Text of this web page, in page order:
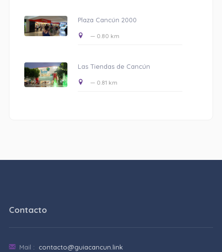
Plaza Cancún 2000
— 0.80 km
Las Tiendas de Cancún
— 0.81 km
Contacto
Mail : contacto@guiacancun.link